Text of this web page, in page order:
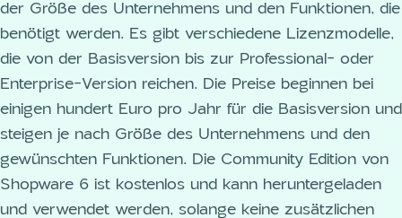
der Größe des Unternehmens und den Funktionen, die
benötigt werden. Es gibt verschiedene Lizenzmodelle,
die von der Basisversion bis zur Professional- oder
Enterprise-Version reichen. Die Preise beginnen bei
einigen hundert Euro pro Jahr für die Basisversion und
steigen je nach Größe des Unternehmens und den
gewünschten Funktionen. Die Community Edition von
Shopware 6 ist kostenlos und kann heruntergeladen
und verwendet werden, solange keine zusätzlichen